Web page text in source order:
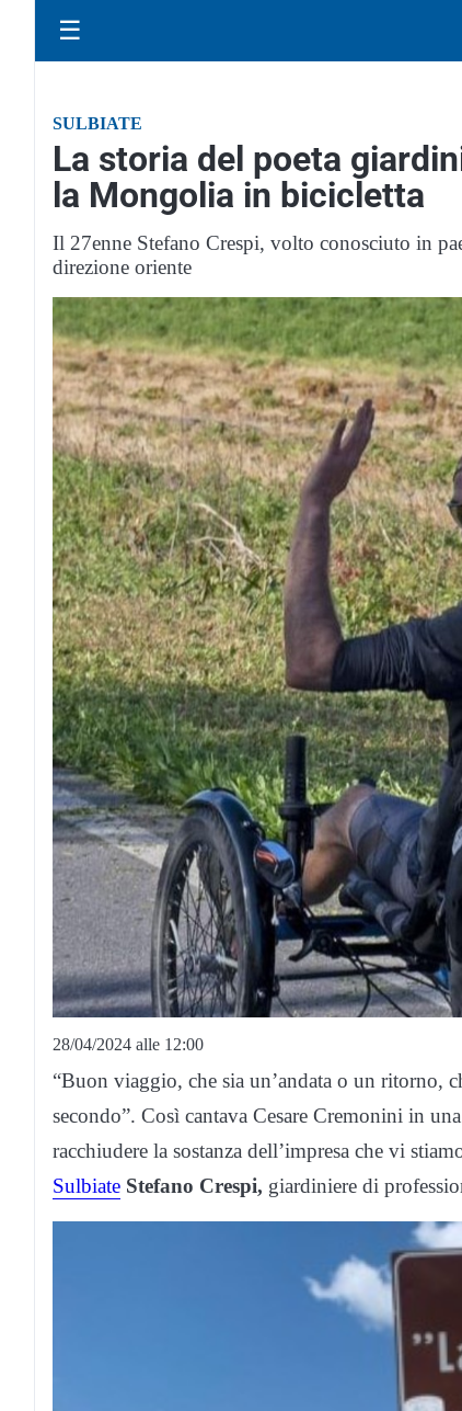
☰
SULBIATE
La storia del poeta
la Mongolia in bicicletta
Il 27enne Stefano Crespi, volto conosciuto in
direzione oriente
28/04/2024 alle 12:00
“Buon viaggio, che sia un’andata o un ritorno,
secondo”. Così cantava Cesare Cremonini in
racchiudere la sostanza dell’impresa che vi
Sulbiate Stefano Crespi, giardiniere di